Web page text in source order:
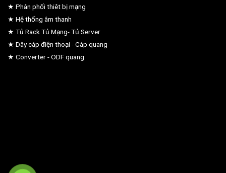
★ Phân phối thiêt bị mạng
★ Hệ thống âm thanh
★ Tủ Rack Tủ Mạng- Tủ Server
★ Dây cáp điện thoại - Cáp quang
★ Converter - ODF quang